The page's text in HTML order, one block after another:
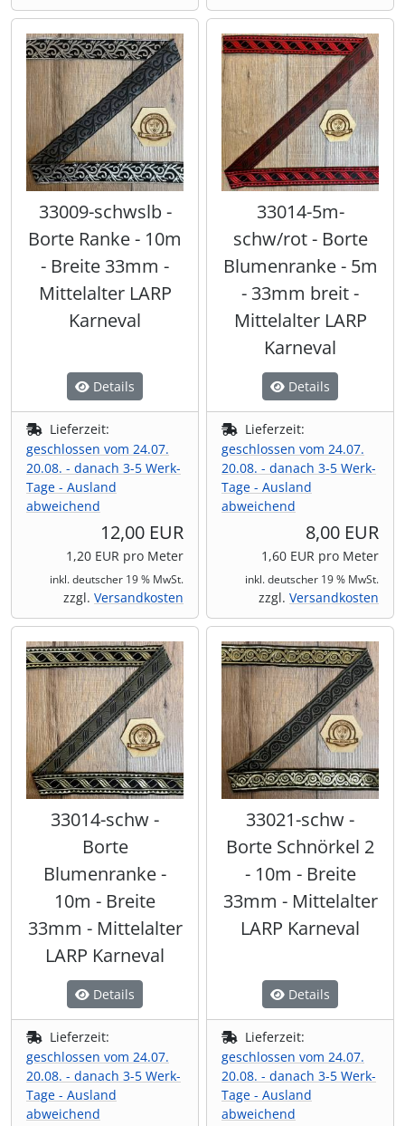
33009-schwslb -
Borte Ranke - 10m
- Breite 33mm -
Mittelalter LARP
Karneval
Details
Lieferzeit:
geschlossen vom 24.07.
20.08. - danach 3-5 Werk-
Tage - Ausland
abweichend
12,00 EUR
1,20 EUR pro Meter
inkl. deutscher 19 % MwSt.
zzgl. Versandkosten
33014-5m-
schw/rot - Borte
Blumenranke - 5m
- 33mm breit -
Mittelalter LARP
Karneval
Details
Lieferzeit:
geschlossen vom 24.07.
20.08. - danach 3-5 Werk-
Tage - Ausland
abweichend
8,00 EUR
1,60 EUR pro Meter
inkl. deutscher 19 % MwSt.
zzgl. Versandkosten
33014-schw -
Borte
Blumenranke -
10m - Breite
33mm - Mittelalter
LARP Karneval
Details
Lieferzeit:
geschlossen vom 24.07.
20.08. - danach 3-5 Werk-
Tage - Ausland
abweichend
33021-schw -
Borte Schnörkel 2
- 10m - Breite
33mm - Mittelalter
LARP Karneval
Details
Lieferzeit:
geschlossen vom 24.07.
20.08. - danach 3-5 Werk-
Tage - Ausland
abweichend